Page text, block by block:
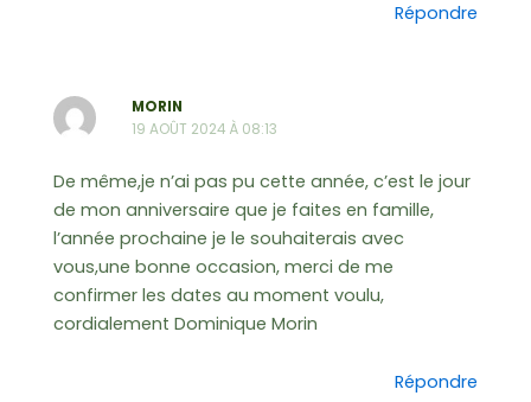
Répondre
MORIN
19 AOÛT 2024 À 08:13
De même,je n’ai pas pu cette année, c’est le jour
de mon anniversaire que je faites en famille,
l’année prochaine je le souhaiterais avec
vous,une bonne occasion, merci de me
confirmer les dates au moment voulu,
cordialement Dominique Morin
Répondre